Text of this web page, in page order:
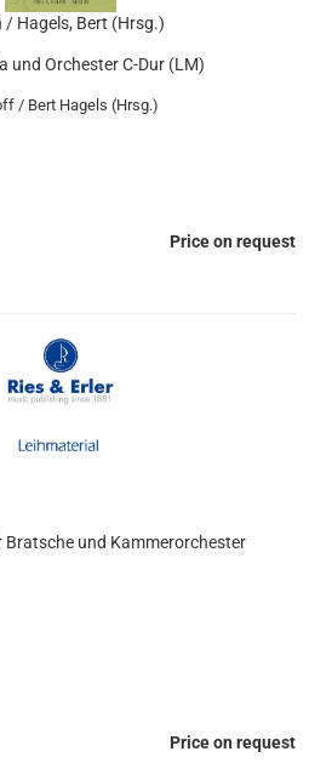
Hagels, Bert (Hrsg.)
und Orchester C-Dur (LM)
/ Bert Hagels (Hrsg.)
Price on request
Bratsche und Kammerorchester
Price on request